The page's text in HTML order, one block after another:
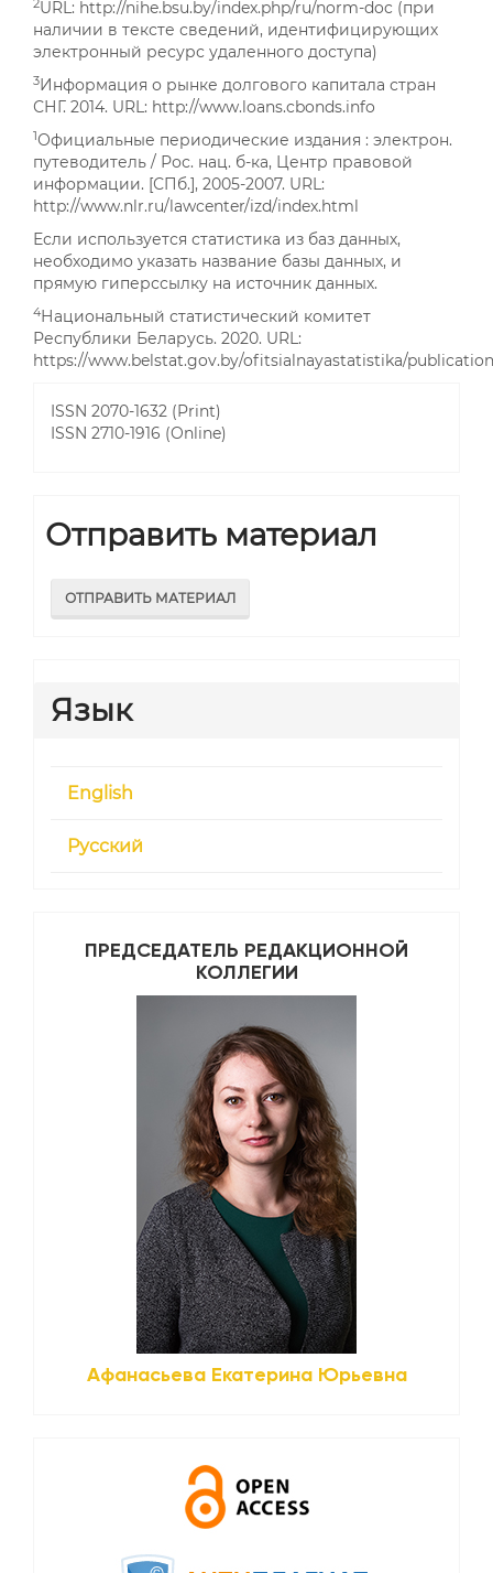
2URL: http://nihe.bsu.by/index.php/ru/norm-doc (при
наличии в тексте сведений, идентифицирующих
электронный ресурс удаленного доступа)
3Информация о рынке долгового капитала стран
СНГ. 2014. URL: http://www.loans.cbonds.info
1Официальные периодические издания : электрон.
путеводитель / Рос. нац. б-ка, Центр правовой
информации. [СПб.], 2005-2007. URL:
http://www.nlr.ru/lawcenter/izd/index.html
Если используется статистика из баз данных,
необходимо указать название базы данных, и
прямую гиперссылку на источник данных.
4Национальный статистический комитет
Республики Беларусь. 2020. URL:
https://www.belstat.gov.by/ofitsialnayastatistika/
ISSN 2070-1632 (Print)
ISSN 2710-1916 (Online)
Отправить материал
ОТПРАВИТЬ МАТЕРИАЛ
Язык
English
Русский
ПРЕДСЕДАТЕЛЬ РЕДАКЦИОННОЙ
КОЛЛЕГИИ
Афанасьева Екатерина Юрьевна